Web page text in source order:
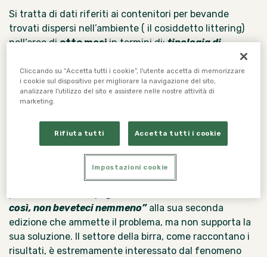
Si tratta di dati riferiti ai contenitori per bevande
trovati dispersi nell’ambiente ( il cosiddetto littering)
nell’arco diotto mesiin termini di:tipologia di
contenitore, di materiale, di bevanda e di marchio
che offrono uno spaccato sul fenomeno del littering,
purtroppo in crescita.
Lo confermano anche i risultati dell’iniziativa annuale
Spiagge e Fondali Puliti 2025di Legambiente, che ha
registratoun preoccupante peggioramento del
del 2024 che coinvolge anche i contenitori per
bevande. Un indizio sull’escalation del problema è la
così, non beveteci nemmeno”alla sua seconda
edizione che ammette il problema, ma non supporta la
sua soluzione. Il settore della birra, come raccontano i
risultati, è estremamente interessato dal fenomeno
Cliccando su “Accetta tutti i cookie”, l'utente accetta di memorizzare
i cookie sul dispositivo per migliorare la navigazione del sito,
analizzare l'utilizzo del sito e assistere nelle nostre attività di
marketing.
Rifiuta tutti Accetta tutti i cookie
Impostazioni cookie